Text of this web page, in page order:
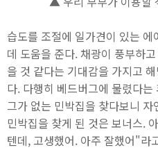
습도를 조절에 일가견이 있는
데 도움을 준다. 채광이 풍부하
을 것 같다는 기대감을 가지고
다. 다행히 베드버그에 물렸다
그가 없는 민박집을 찾다보니
민박집을 찾게 된 것은 보너스.
텐데, 고생했어. 아주 잘했어"라